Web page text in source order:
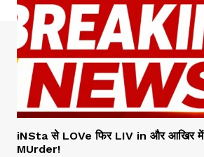
iNSta से LOVe फिर LIV in और आखिर में
MUrder!